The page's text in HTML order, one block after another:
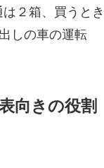
は２箱、買うと
しの車の運転
向きの役割